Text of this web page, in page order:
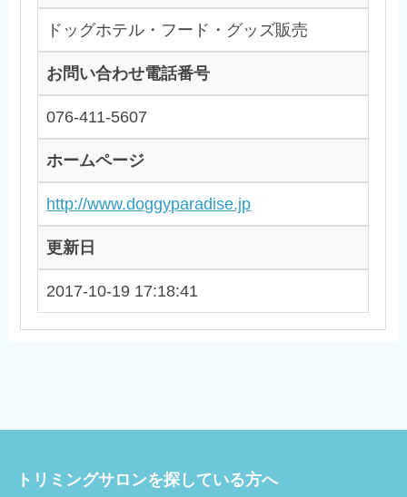
ドッグホテル・フード・グッズ販売
お問い合わせ電話番号
076-411-5607
ホームページ
http://www.doggyparadise.jp
更新日
2017-10-19 17:18:41
トリミングサロンを探している方へ